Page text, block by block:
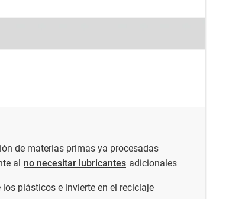
de materias primas ya procesadas
al no necesitar lubricantes adicionales
plásticos e invierte en el reciclaje